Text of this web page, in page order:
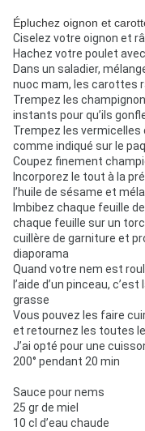
Épluchez oignon et
Ciselez votre oignon et
Hachez votre poulet
Dans un saladier,
nuoc mam, les carottes
Trempez les
instants pour qu’ils
Trempez les vermicelles
comme indiqué sur le
Coupez finement
Incorporez le tout à la
l’huile de sésame et
Imbibez chaque feuille
chaque feuille sur un
cuillère de garniture et
diaporama
Quand votre nem est
l’aide d’un pinceau,
grasse
Vous pouvez les faire
et retournez les toutes
J’ai opté pour une
200° pendant 20 min
Sauce pour nems
25 gr de miel
10 cl d’eau chaude